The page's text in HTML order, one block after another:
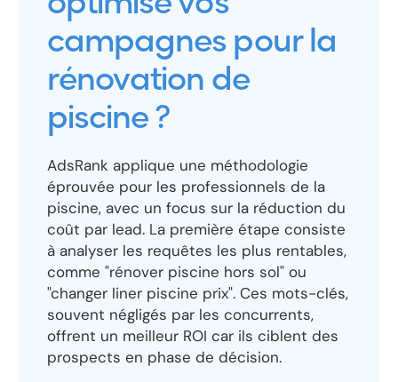
campagnes pour la
rénovation de
piscine ?
AdsRank applique une méthodologie
éprouvée pour les professionnels de la
piscine, avec un focus sur la réduction du
coût par lead. La première étape consiste
à analyser les requêtes les plus rentables,
comme "rénover piscine hors sol" ou
"changer liner piscine prix". Ces mots-clés,
souvent négligés par les concurrents,
offrent un meilleur ROI car ils ciblent des
prospects en phase de décision.